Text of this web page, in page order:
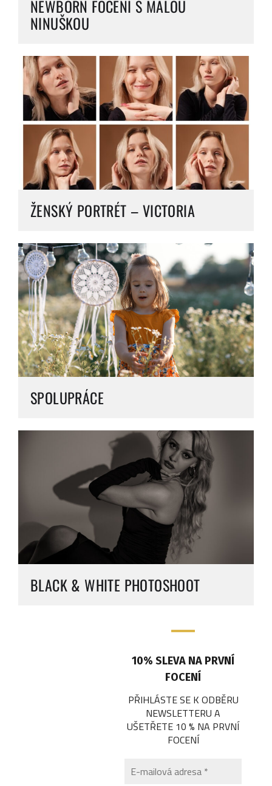
NEWBORN FOCENÍ S MALOU
NINUŠKOU
ŽENSKÝ PORTRÉT – VICTORIA
SPOLUPRÁCE
BLACK & WHITE PHOTOSHOOT
10% SLEVA NA PRVNÍ
FOCENÍ
PŘIHLÁSTE SE K ODBĚRU
NEWSLETTERU A
UŠETŘETE 10 % NA PRVNÍ
FOCENÍ